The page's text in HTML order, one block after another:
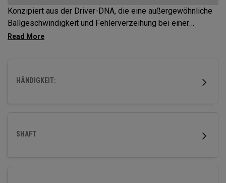
Konzipiert aus der Driver-DNA, die eine außergewöhnliche
Ballgeschwindigkeit und Fehlerverzeihung bei einer
Vielzahl von Schlägen ermöglicht.
HÄNDIGKEIT:
SHAFT